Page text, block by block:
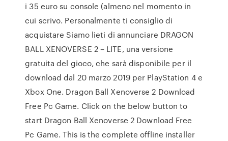
i 35 euro su console (almeno nel momento in
cui scrivo. Personalmente ti consiglio di
acquistare Siamo lieti di annunciare DRAGON
BALL XENOVERSE 2 – LITE, una versione
gratuita del gioco, che sarà disponibile per il
download dal 20 marzo 2019 per PlayStation 4 e
Xbox One. Dragon Ball Xenoverse 2 Download
Free Pc Game. Click on the below button to
start Dragon Ball Xenoverse 2 Download Free
Pc Game. This is the complete offline installer